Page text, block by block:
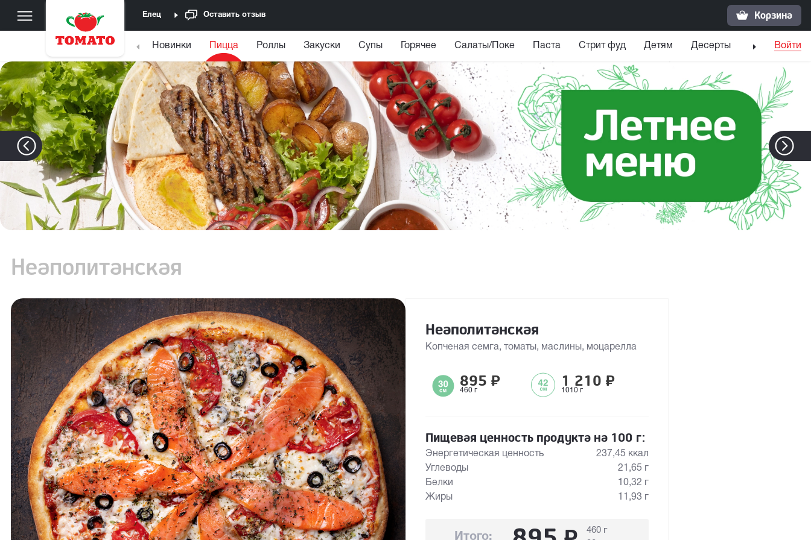
Елец Оставить отзыв Корзина
Новинки Пицца Роллы Закуски Супы Горячее Салаты/Поке Паста Стрит фуд Детям Десерты НапиткиВойти
Неаполитанская
Неаполитанская
Копченая семга, томаты, маслины, моцарелла
895 ₽
460 г
1 210 ₽
1010 г
Пищевая ценность продукта на 100 г:
Энергетическая ценность
237,45 ккал
Углеводы
21,65 г
Белки
10,32 г
Жиры
11,93 г
Итого:
460 г